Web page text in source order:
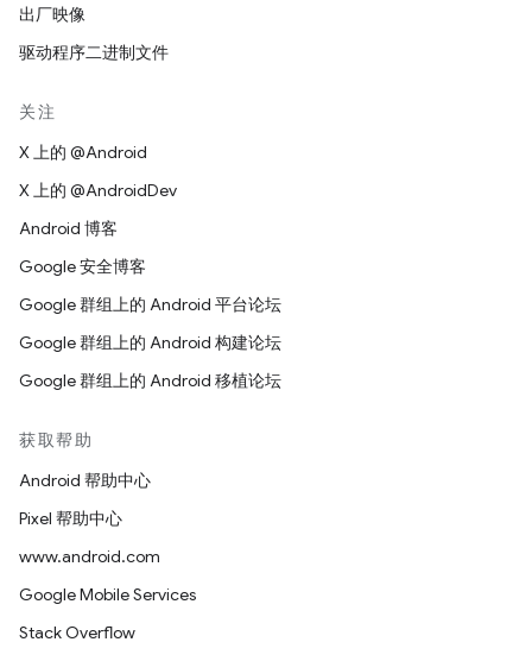
出厂映像
驱动程序二进制文件
关注
X 上的 @Android
X 上的 @AndroidDev
Android 博客
Google 安全博客
Google 群组上的 Android 平台论坛
Google 群组上的 Android 构建论坛
Google 群组上的 Android 移植论坛
获取帮助
Android 帮助中心
Pixel 帮助中心
www.android.com
Google Mobile Services
Stack Overflow